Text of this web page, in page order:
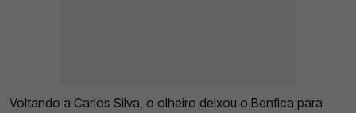
Voltando a Carlos Silva, o olheiro deixou o Benfica para